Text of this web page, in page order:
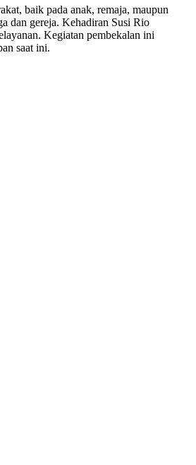
baik pada anak, remaja, maupun
dan gereja. Kehadiran Susi Rio
Kegiatan pembekalan ini
saat ini.